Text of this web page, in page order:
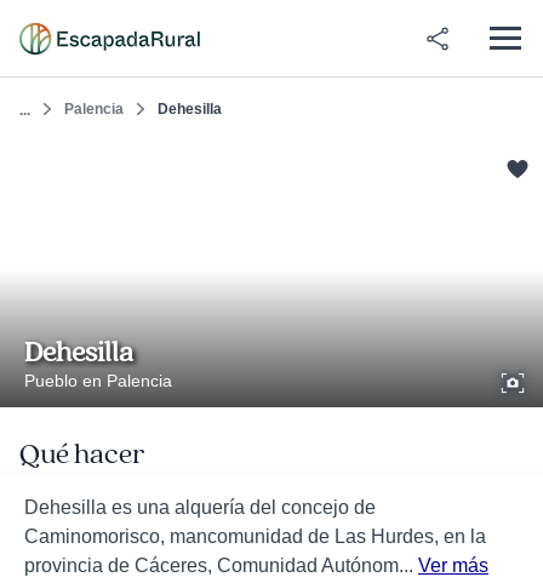
... Palencia Dehesilla
Dehesilla
Pueblo en Palencia
Qué hacer
Dehesilla es una alquería del concejo de
Caminomorisco, mancomunidad de Las Hurdes, en la
provincia de Cáceres, Comunidad Autónom... Ver más